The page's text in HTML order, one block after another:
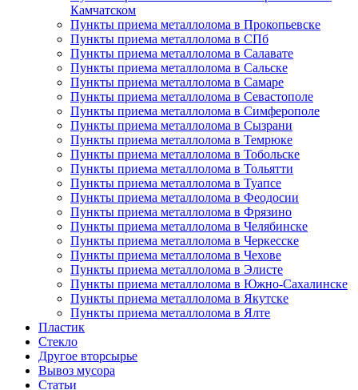
Камчатском
Пункты приема металлолома в Прокопьевске
Пункты приема металлолома в СПб
Пункты приема металлолома в Салавате
Пункты приема металлолома в Сальске
Пункты приема металлолома в Самаре
Пункты приема металлолома в Севастополе
Пункты приема металлолома в Симферополе
Пункты приема металлолома в Сызрани
Пункты приема металлолома в Темрюке
Пункты приема металлолома в Тобольске
Пункты приема металлолома в Тольятти
Пункты приема металлолома в Туапсе
Пункты приема металлолома в Феодосии
Пункты приема металлолома в Фрязино
Пункты приема металлолома в Челябинске
Пункты приема металлолома в Черкесске
Пункты приема металлолома в Чехове
Пункты приема металлолома в Элисте
Пункты приема металлолома в Южно-Сахалинске
Пункты приема металлолома в Якутске
Пункты приема металлолома в Ялте
Пластик
Стекло
Другое вторсырье
Вывоз мусора
Статьи